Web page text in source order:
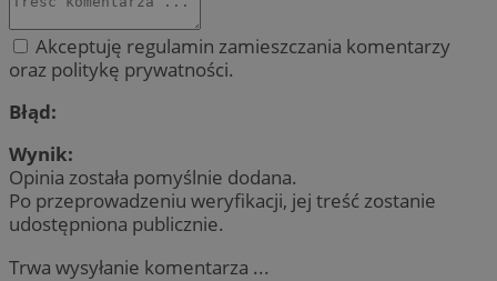
Akceptuję regulamin zamieszczania komentarzy
oraz politykę prywatności.
Błąd:
Wynik:
Opinia została pomyślnie dodana.
Po przeprowadzeniu weryfikacji, jej treść zostanie
udostępniona publicznie.
Trwa wysyłanie komentarza ...